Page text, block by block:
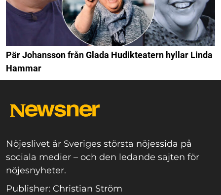
Pär Johansson från Glada Hudikteatern hyllar Linda
Hammar
Nöjeslivet är Sveriges största nöjessida på
sociala medier – och den ledande sajten för
nöjesnyheter.
Publisher: Christian Ström